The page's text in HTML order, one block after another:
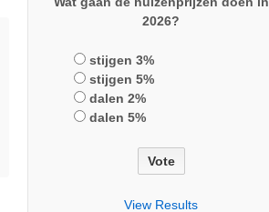
2026?
stijgen 3%
stijgen 5%
dalen 2%
dalen 5%
View Results